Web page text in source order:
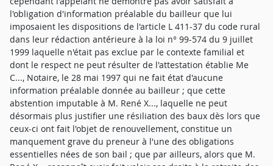
l'obligation d'information préalable du bailleur que lui
imposaient les dispositions de l'article L 411-37 du code rural
dans leur rédaction antérieure à la loi n° 99-574 du 9 juillet
1999 laquelle n'était pas exclue par le contexte familial et
dont le respect ne peut résulter de l'attestation établie Me
C..., Notaire, le 28 mai 1997 qui ne fait état d'aucune
information préalable donnée au bailleur ; que cette
abstention imputable à M. René X..., laquelle ne peut
désormais plus justifier une résiliation des baux dès lors que
ceux-ci ont fait l'objet de renouvellement, constitue un
manquement grave du preneur à l'une des obligations
essentielles nées de son bail ; que par ailleurs, alors que M.